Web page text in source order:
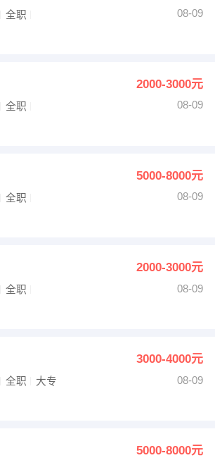
全职
08-09
2000-3000元
全职
08-09
5000-8000元
全职
08-09
2000-3000元
全职
08-09
3000-4000元
全职 大专
08-09
5000-8000元